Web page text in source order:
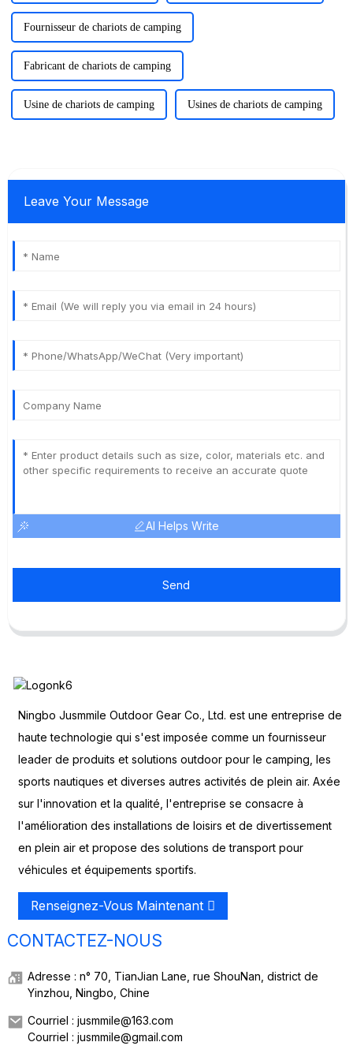
Fournisseur de chariots de camping
Fabricant de chariots de camping
Usine de chariots de camping Usines de chariots de camping
Leave Your Message
AI Helps Write
Send
Ningbo Jusmmile Outdoor Gear Co., Ltd. est une entreprise de
haute technologie qui s'est imposée comme un fournisseur
leader de produits et solutions outdoor pour le camping, les
sports nautiques et diverses autres activités de plein air. Axée
sur l'innovation et la qualité, l'entreprise se consacre à
l'amélioration des installations de loisirs et de divertissement
en plein air et propose des solutions de transport pour
véhicules et équipements sportifs.
Renseignez-Vous Maintenant
CONTACTEZ-NOUS
Adresse : n° 70, TianJian Lane, rue ShouNan, district de
Yinzhou, Ningbo, Chine
Courriel : jusmmile@163.com
Courriel : jusmmile@gmail.com